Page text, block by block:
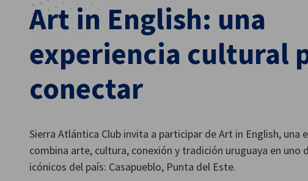
Art in English: una
experiencia cultural
conectar
Sierra Atlántica Club invita a participar de Art in English, una
combina arte, cultura, conexión y tradición uruguaya en uno
icónicos del país: Casapueblo, Punta del Este.